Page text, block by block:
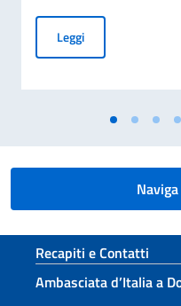
LeggiCerimonia di
Sezione
Recapiti e Contatti
Ambasciata d’Italia a